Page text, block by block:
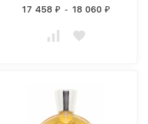
17 458₽ - 18 060₽